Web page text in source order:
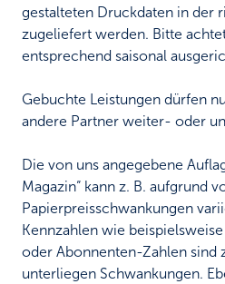
gestalteten Druckdaten in der
zugeliefert werden. Bitte
entsprechend saisonal
Gebuchte Leistungen dürfen
andere Partner weiter- oder
Die von uns angegebene
Magazin“ kann z. B. aufgrund
Papierpreisschwankungen
Kennzahlen wie
oder Abonnenten-Zahlen sind
unterliegen Schwankungen.